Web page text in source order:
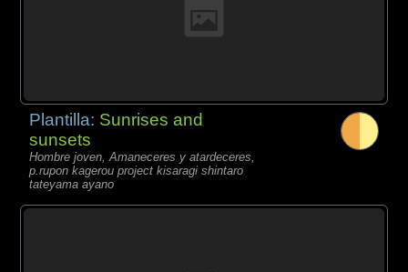
Plantilla: Sunrises and
sunsets
Hombre joven, Amaneceres y atardeceres,
p.rupon kagerou project kisaragi shintaro
tateyama ayano